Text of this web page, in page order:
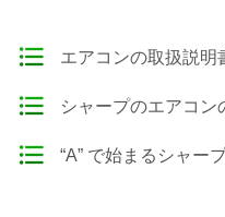
エアコンの取扱説明
シャープのエアコ
“A” で始まるシャー